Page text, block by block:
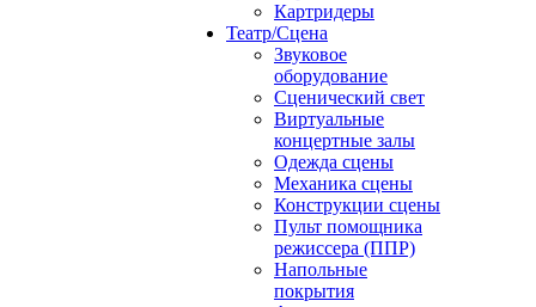
Картридеры
Театр/Сцена
Звуковое
оборудование
Сценический свет
Виртуальные
концертные залы
Одежда сцены
Механика сцены
Конструкции сцены
Пульт помощника
режиссера (ППР)
Напольные
покрытия